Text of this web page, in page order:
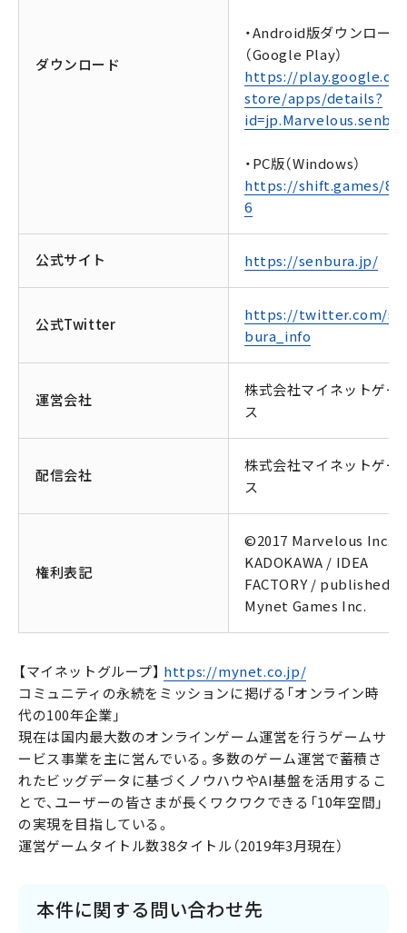
ダウンロード
・Android版ダウンロード
（Google Play）
https://
store/apps/details?
・PC版（Windows）
https://shift.games/
6
公式サイト https://senbura.jp/
公式Twitter
https://twitter.com/
bura_info
運営会社
株式会社マイネットゲー
ス
配信会社
株式会社マイネットゲー
ス
権利表記
©2017 Marvelous Inc. /
KADOKAWA / IDEA
FACTORY / published
Mynet Games Inc.
【マイネットグループ】 https://mynet.co.jp/
コミュニティの永続をミッションに掲げる「オンライン時
代の100年企業」
現在は国内最大数のオンラインゲーム運営を行うゲームサ
ービス事業を主に営んでいる。多数のゲーム運営で蓄積さ
れたビッグデータに基づくノウハウやAI基盤を活用するこ
とで、ユーザーの皆さまが長くワクワクできる「10年空間」
の実現を目指している。
運営ゲームタイトル数38タイトル（2019年3月現在）
本件に関する問い合わせ先